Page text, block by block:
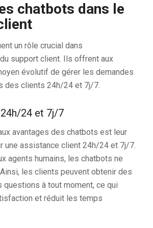
chatbots dans le
un rôle crucial dans
support client. Ils offrent aux
évolutif de gérer les demandes
des clients 24h/24 et 7j/7.
24 et 7j/7
avantages des chatbots est leur
une assistance client 24h/24 et 7j/7.
agents humains, les chatbots ne
les clients peuvent obtenir des
questions à tout moment, ce qui
et réduit les temps